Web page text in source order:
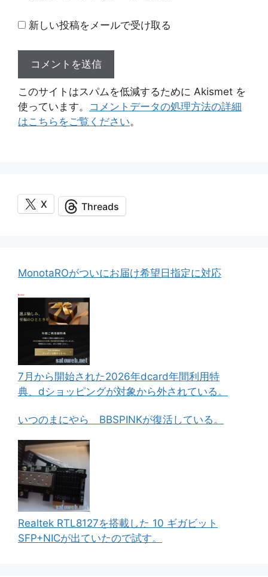
新しい投稿をメールで受け取る
このサイトはスパムを低減するために Akismet を
使っています。 コメントデータの処理方法の詳細
はこちらをご覧ください。
X Threads
MonotaROがついにお届け希望日指定に対応
7月から開始された2026年dcard年間利用特
典、dショッピングが対象から外されている。
いつのまにやら BBSPINKが復活している。
Realtek RTL8127を搭載した 10 ギガビット
SFP+NICが出ていたので試す。